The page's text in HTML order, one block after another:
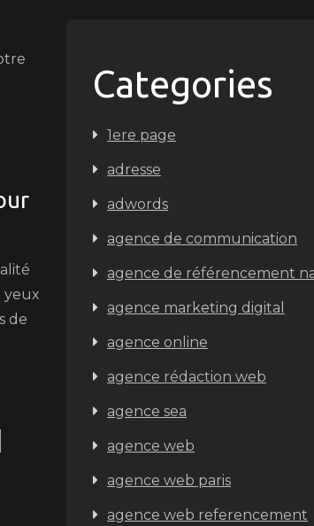
yeux
de
Categories
1ere page
adresse
adwords
agence de communication
agence de référencement
agence marketing digital
agence online
agence rédaction web
agence sea
agence web
agence web paris
agence web referencement